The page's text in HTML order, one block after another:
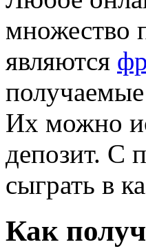
множество
являются
Их можно
депозит. С
сыграть в
Как